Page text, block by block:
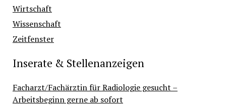
Wirtschaft
Wissenschaft
Zeitfenster
Inserate & Stellenanzeigen
Facharzt/Fachärztin für Radiologie gesucht –
Arbeitsbeginn gerne ab sofort